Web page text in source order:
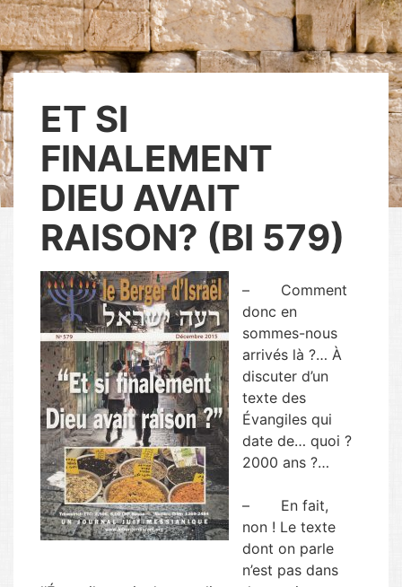
ET SI
FINALEMENT
DIEU AVAIT
RAISON? (BI 579)
– Comment
donc en
sommes-nous
arrivés là ?… À
discuter d’un
texte des
Évangiles qui
date de… quoi ?
2000 ans ?…
– En fait,
non ! Le texte
dont on parle
n’est pas dans